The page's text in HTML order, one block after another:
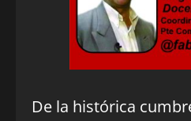
De la histórica